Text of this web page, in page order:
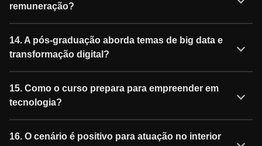
remuneração?
14. A pós-graduação aborda temas de big data e
transformação digital?
15. Como o curso prepara para empreender em
tecnologia?
16. O cenário é positivo para atuação no interior